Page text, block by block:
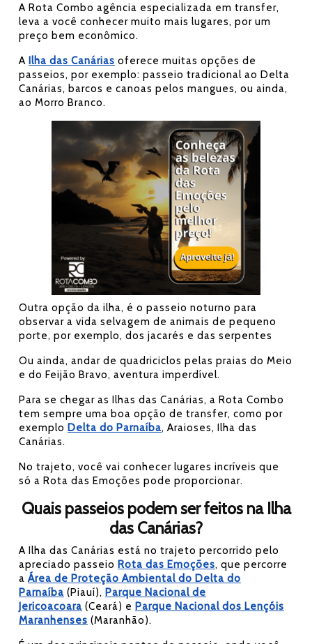
A Rota Combo agência especializada em transfer,
leva a você conhecer muito mais lugares, por um
preço bem econômico.
A Ilha das Canárias oferece muitas opções de
passeios, por exemplo: passeio tradicional ao Delta
Canárias, barcos e canoas pelos mangues, ou ainda,
ao Morro Branco.
Outra opção da ilha, é o passeio noturno para
observar a vida selvagem de animais de pequeno
porte, por exemplo, dos jacarés e das serpentes
Ou ainda, andar de quadriciclos pelas praias do Meio
e do Feijão Bravo, aventura imperdível.
Para se chegar as Ilhas das Canárias, a Rota Combo
tem sempre uma boa opção de transfer, como por
exemplo Delta do Parnaíba, Araioses, Ilha das
Canárias.
No trajeto, você vai conhecer lugares incríveis que
só a Rota das Emoções pode proporcionar.
Quais passeios podem ser feitos na Ilha
das Canárias?
A Ilha das Canárias está no trajeto percorrido pelo
apreciado passeio Rota das Emoções, que percorre
aÁrea de Proteção Ambiental do Delta do
Parnaíba (Piauí), Parque Nacional de
Jericoacoara (Ceará) e Parque Nacional dos Lençóis
Maranhenses (Maranhão).